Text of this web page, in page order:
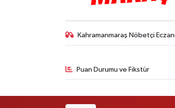
Kahramanmaraş Nöbetçi
Puan Durumu ve Fikstür